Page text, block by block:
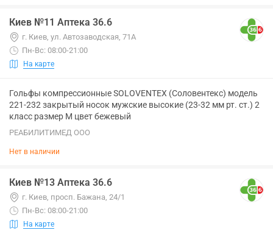
Киев №11 Аптека 36.6
г. Киев, ул. Автозаводская, 71А
Пн-Вс: 08:00-21:00
На карте
Гольфы компрессионные SOLOVENTEX (Соловентекс) модель
221-232 закрытый носок мужские высокие (23-32 мм рт. ст.) 2
класс размер M цвет бежевый
РЕАБИЛИТИМЕД ООО
Нет в наличии
Киев №13 Аптека 36.6
г. Киев, просп. Бажана, 24/1
Пн-Вс: 08:00-21:00
На карте